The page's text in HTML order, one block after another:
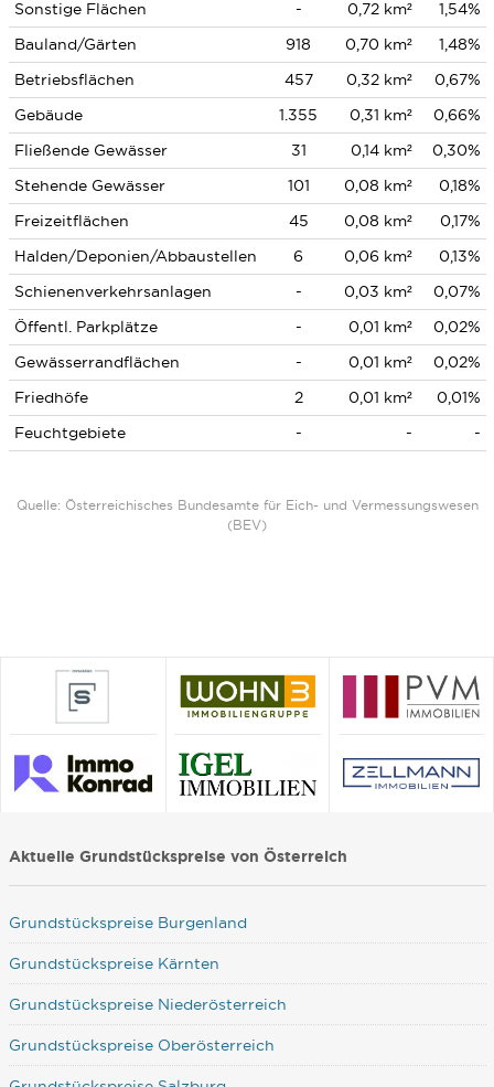
Sonstige Flächen - 0,72 km²
1,54%
Bauland/Gärten
918 0,70 km²
1,48%
Betriebsflächen
457 0,32 km²
0,67%
Gebäude
1.355 0,31 km²
0,66%
Fließende Gewässer
31 0,14 km²
0,30%
Stehende Gewässer
101 0,08 km²
0,18%
Freizeitflächen
45 0,08 km²
0,17%
Halden/Deponien/Abbaustellen
6 0,06 km²
0,13%
Schienenverkehrsanlagen
- 0,03 km²
0,07%
Öffentl. Parkplätze
- 0,01 km²
0,02%
Gewässerrandflächen
- 0,01 km²
0,02%
Friedhöfe
2 0,01 km²
0,01%
Feuchtgebiete
- - -
Quelle: Österreichisches Bundesamte für Eich- und Vermessungswesen
(BEV)
Aktuelle Grundstückspreise von Österreich
Grundstückspreise Burgenland
Grundstückspreise Kärnten
Grundstückspreise Niederösterreich
Grundstückspreise Oberösterreich